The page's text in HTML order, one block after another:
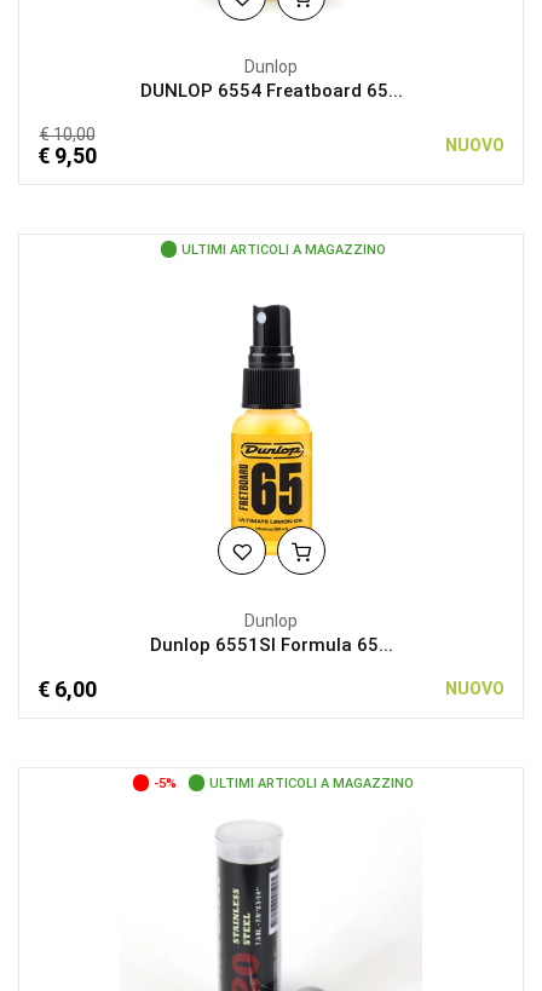
Dunlop
DUNLOP 6554 Freatboard 65...
€ 10,00
€ 9,50 NUOVO
ULTIMI ARTICOLI A MAGAZZINO
Dunlop
Dunlop 6551SI Formula 65...
€ 6,00 NUOVO
-5% ULTIMI ARTICOLI A MAGAZZINO